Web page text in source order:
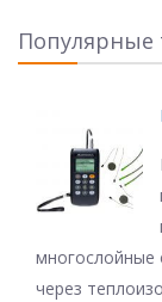
Популярные
многослойные
через